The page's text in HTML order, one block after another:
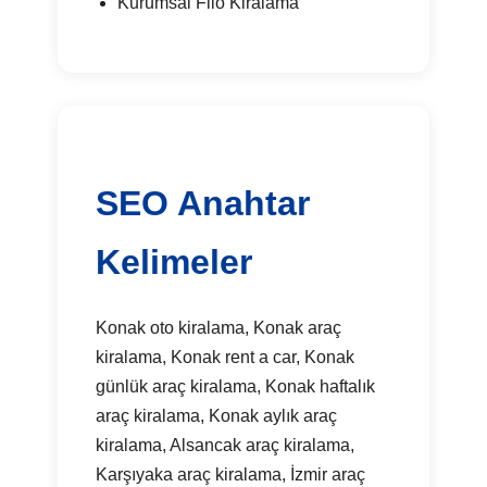
SEO Anahtar
Kelimeler
Konak oto kiralama, Konak araç
kiralama, Konak rent a car, Konak
günlük araç kiralama, Konak haftalık
araç kiralama, Konak aylık araç
kiralama, Alsancak araç kiralama,
Karşıyaka araç kiralama, İzmir araç